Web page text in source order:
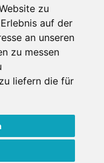
zu
auf der
an unseren
zu messen
liefern die für
GmbH
vergleichen
entdecken!